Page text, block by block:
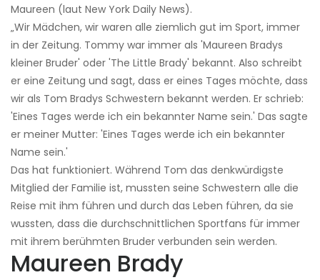
Maureen (laut New York Daily News).
„Wir Mädchen, wir waren alle ziemlich gut im Sport, immer
in der Zeitung. Tommy war immer als 'Maureen Bradys
kleiner Bruder' oder 'The Little Brady' bekannt. Also schreibt
er eine Zeitung und sagt, dass er eines Tages möchte, dass
wir als Tom Bradys Schwestern bekannt werden. Er schrieb:
'Eines Tages werde ich ein bekannter Name sein.' Das sagte
er meiner Mutter: 'Eines Tages werde ich ein bekannter
Name sein.'
Das hat funktioniert. Während Tom das denkwürdigste
Mitglied der Familie ist, mussten seine Schwestern alle die
Reise mit ihm führen und durch das Leben führen, da sie
wussten, dass die durchschnittlichen Sportfans für immer
mit ihrem berühmten Bruder verbunden sein werden.
Maureen Brady